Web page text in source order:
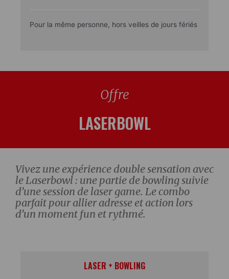
Pour la même personne, hors veilles de jours fériés
Offre
LASERBOWL
Vivez une expérience double sensation avec
le Laserbowl : une partie de bowling suivie
d’une session de laser game. Le combo
parfait pour allier adresse et action lors
d’un moment fun et rythmé.
LASER + BOWLING